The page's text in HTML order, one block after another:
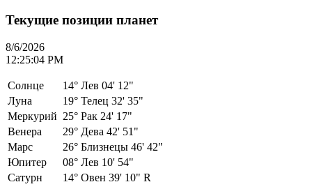
Текущие позиции планет
8/6/2026
12:25:04 PM
Солнце 14° Лев 04' 12"
Луна
19° Телец 32' 35"
Меркурий 25° Рак 24' 17"
Венера
29° Дева 42' 51"
Марс
26° Близнецы 46' 42"
Юпитер
08° Лев 10' 54"
Сатурн
14° Овен 39' 10" R